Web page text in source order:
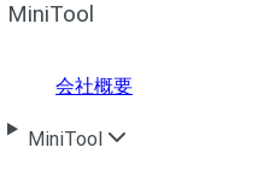
MiniTool
会社概要
MiniTool